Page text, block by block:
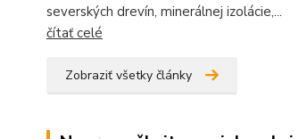
severských drevín, minerálnej izolácie,...
čítať celé
Zobraziť všetky články